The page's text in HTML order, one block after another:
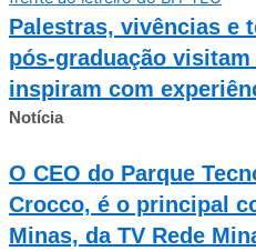
Palestras, vivências e
pós-graduação visitam
inspiram com
Notícia
O CEO do Parque
Crocco, é o principal
Minas, da TV Rede